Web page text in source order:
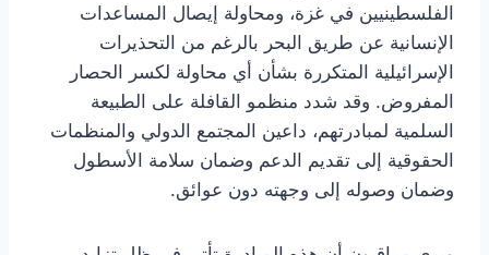
الفلسطينيين في غزة، ومحاولة إيصال المساعدات
الإنسانية عن طريق البحر بالرغم من التحذيرات
الإسرائيلية المتكررة بشأن أي محاولة لكسر الحصار
المفروض. وقد شدد منظمو القافلة على الطبيعة
السلمية لمبادرتهم، داعين المجتمع الدولي والمنظمات
الحقوقية إلى تقديم الدعم وضمان سلامة الأسطول
وضمان وصوله إلى وجهته دون عوائق.